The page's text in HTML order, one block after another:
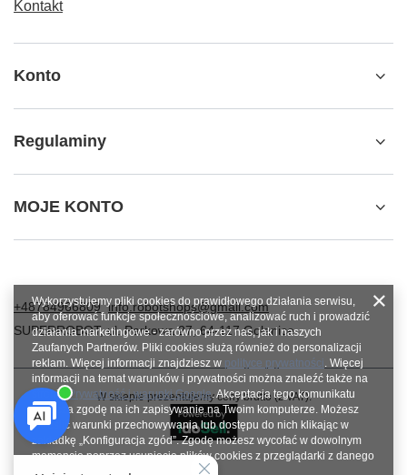
Kontakt
Konto
Regulaminy
MOJE KONTO
+48784966809 info.robotshops@gmail.com
SUPERROBOT,ul. Parkowa 27,64-117Gołanice
W sklepie prezentujemy ceny brutto (z VAT).
Wykorzystujemy pliki cookies do prawidłowego działania serwisu,
aby oferować funkcje społecznościowe, analizować ruch i prowadzić
działania marketingowe - zarówno przez nas, jak i naszych
Zaufanych Partnerów. Pliki cookies służą również do personalizacji
reklam. Więcej informacji znajdziesz w polityce prywatności. Więcej
informacji na temat warunków i prywatności można znaleźć także na
stronie Prywatność i warunki Google. Akceptacja tego komunikatu
oznacza zgodę na ich zapisywanie na Twoim komputerze. Możesz
określić warunki przechowywania lub dostępu do nich klikając w
zakładkę „Konfiguracja zgód”. Zgodę możesz wycofać w dowolnym
momencie poprzez usunięcie plików cookies z przeglądarki z danego
urządzenia końcowego.